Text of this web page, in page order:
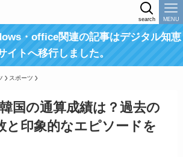
search MENU
・office関連の記事はデジタル知恵
イトへ移行しました。
スポーツ
国の通算成績は？過去の
と印象的なエピソードを